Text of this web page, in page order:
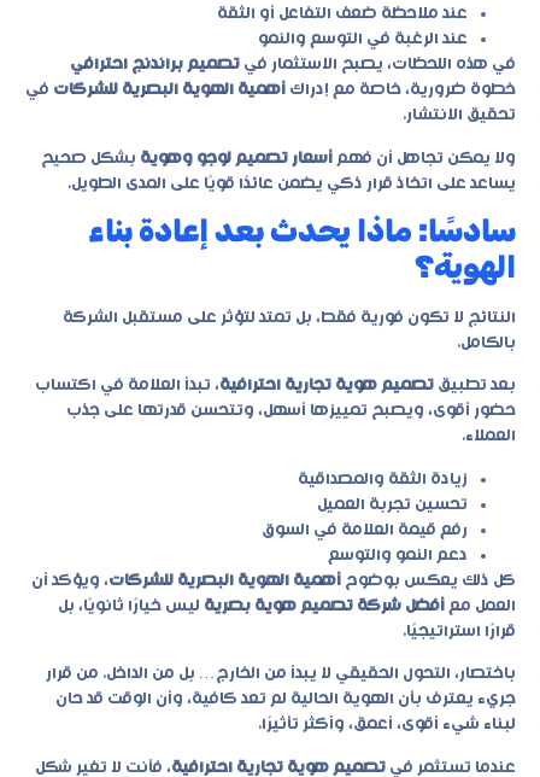
عند ملاحظة ضعف التفاعل أو الثقة
عند الرغبة في التوسع والنمو
في هذه اللحظات، يصبح الاستثمار في تصميم براندنج احترافي
خطوة ضرورية، خاصة مع إدراك أهمية الهوية البصرية للشركات في
تحقيق الانتشار.
ولا يمكن تجاهل أن فهم أسعار تصميم لوجو وهوية بشكل صحيح
يساعد على اتخاذ قرار ذكي يضمن عائدًا قويًا على المدى الطويل.
سادسًا: ماذا يحدث بعد إعادة بناء
الهوية؟
النتائج لا تكون فورية فقط، بل تمتد لتؤثر على مستقبل الشركة
بالكامل.
بعد تطبيق تصميم هوية تجارية احترافية، تبدأ العلامة في اكتساب
حضور أقوى، ويصبح تمييزها أسهل، وتتحسن قدرتها على جذب
العملاء.
زيادة الثقة والمصداقية
تحسين تجربة العميل
رفع قيمة العلامة في السوق
دعم النمو والتوسع
كل ذلك يعكس بوضوح أهمية الهوية البصرية للشركات، ويؤكد أن
العمل مع أفضل شركة تصميم هوية بصرية ليس خيارًا ثانويًا، بل
قرارًا استراتيجيًا.
باختصار، التحول الحقيقي لا يبدأ من الخارج… بل من الداخل. من قرار
جريء يعترف بأن الهوية الحالية لم تعد كافية، وأن الوقت قد حان
لبناء شيء أقوى، أعمق، وأكثر تأثيرًا.
عندما تستثمر في تصميم هوية تجارية احترافية، فأنت لا تغير شكل